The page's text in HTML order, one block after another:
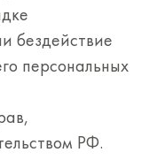
бездействие
персональных
РФ.